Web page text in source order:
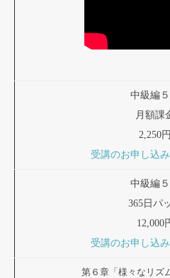
中級編
月額課
2,250円
受講のお申し込み
中級編
365日パ
12,000
受講のお申し込み
第６章「様々なリズ